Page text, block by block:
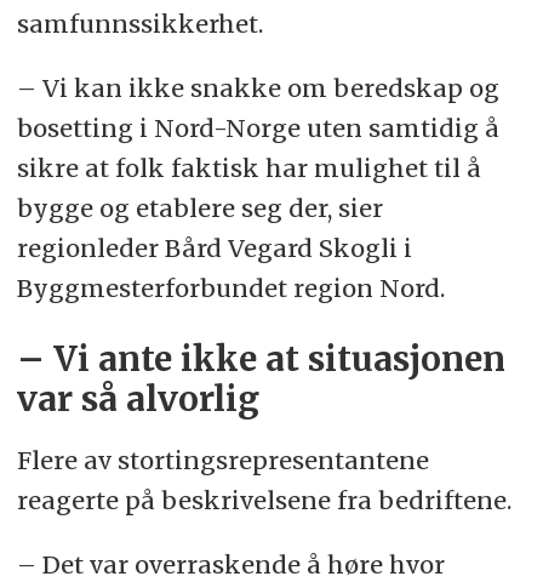
samfunnssikkerhet.
– Vi kan ikke snakke om beredskap og
bosetting i Nord-Norge uten samtidig å
sikre at folk faktisk har mulighet til å
bygge og etablere seg der, sier
regionleder Bård Vegard Skogli i
Byggmesterforbundet region Nord.
– Vi ante ikke at situasjonen
var så alvorlig
Flere av stortingsrepresentantene
reagerte på beskrivelsene fra bedriftene.
– Det var overraskende å høre hvor